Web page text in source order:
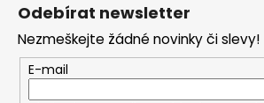
Odebírat newsletter
Nezmeškejte žádné novinky či slevy!
E-mail